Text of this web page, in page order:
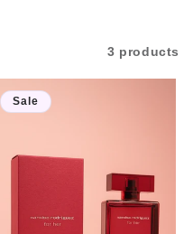
3 products
Sale